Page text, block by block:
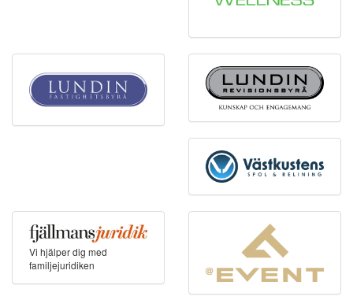
Vi hjälper dig med
familjejuridiken